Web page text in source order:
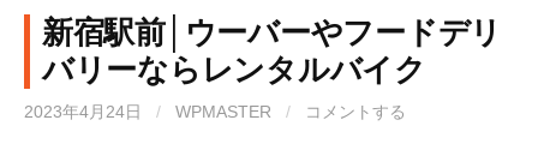
新宿駅前│ウーバーやフードデリ
バリーならレンタルバイク
2023年4月24日 / WPMASTER / コメントする